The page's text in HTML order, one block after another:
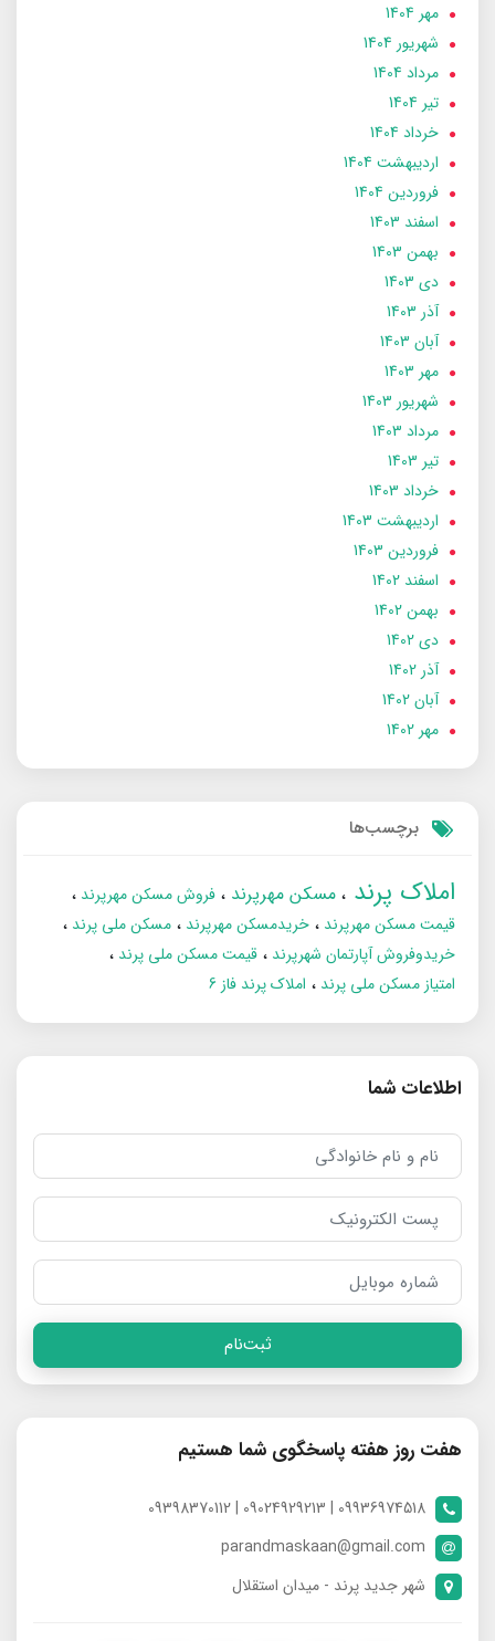
مهر 1404
شهریور 1404
مرداد 1404
تير 1404
خرداد 1404
ارديبهشت 1404
فروردین 1404
اسفند 1403
بهمن 1403
دی 1403
آذر 1403
آبان 1403
مهر 1403
شهریور 1403
مرداد 1403
تير 1403
خرداد 1403
ارديبهشت 1403
فروردین 1403
اسفند 1402
بهمن 1402
دی 1402
آذر 1402
آبان 1402
مهر 1402
برچسب‌ها
املاک پرند مسکن مهرپرند
فروش مسکن مهرپرند
قیمت مسکن مهرپرند
خریدمسکن مهرپرند
مسکن ملی پرند
خریدوفروش آپارتمان شهرپرند
قیمت مسکن ملی پرند
امتیاز مسکن ملی پرند
املاک پرند فاز 6
اطلاعات شما
ثبت‌نام
هفت روز هفته پاسخگوی شما هستیم
09936974518 | 09024929213 | 09398370112
parandmaskaan@gmail.com
شهر جدید پرند - میدان استقلال